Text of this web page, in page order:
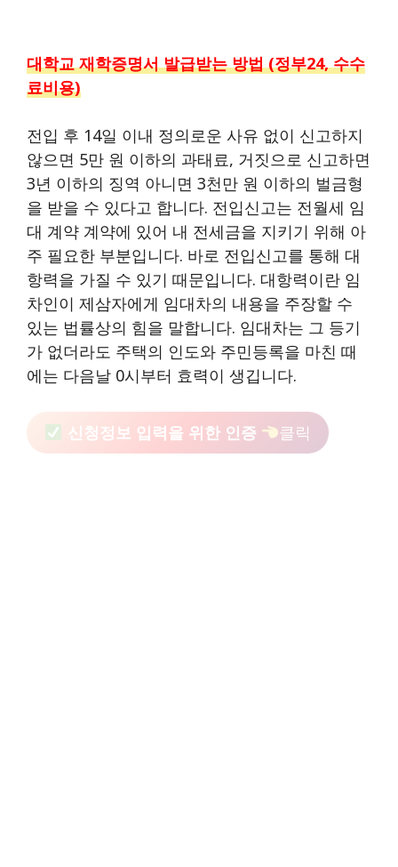
대학교 재학증명서 발급받는 방법 (정부24, 수수
료비용)
전입 후 14일 이내 정의로운 사유 없이 신고하지
않으면 5만 원 이하의 과태료, 거짓으로 신고하면
3년 이하의 징역 아니면 3천만 원 이하의 벌금형
을 받을 수 있다고 합니다. 전입신고는 전월세 임
대 계약 계약에 있어 내 전세금을 지키기 위해 아
주 필요한 부분입니다. 바로 전입신고를 통해 대
항력을 가질 수 있기 때문입니다. 대항력이란 임
차인이 제삼자에게 임대차의 내용을 주장할 수
있는 법률상의 힘을 말합니다. 임대차는 그 등기
가 없더라도 주택의 인도와 주민등록을 마친 때
에는 다음날 0시부터 효력이 생깁니다.
신청정보 입력을 위한 인증 클릭